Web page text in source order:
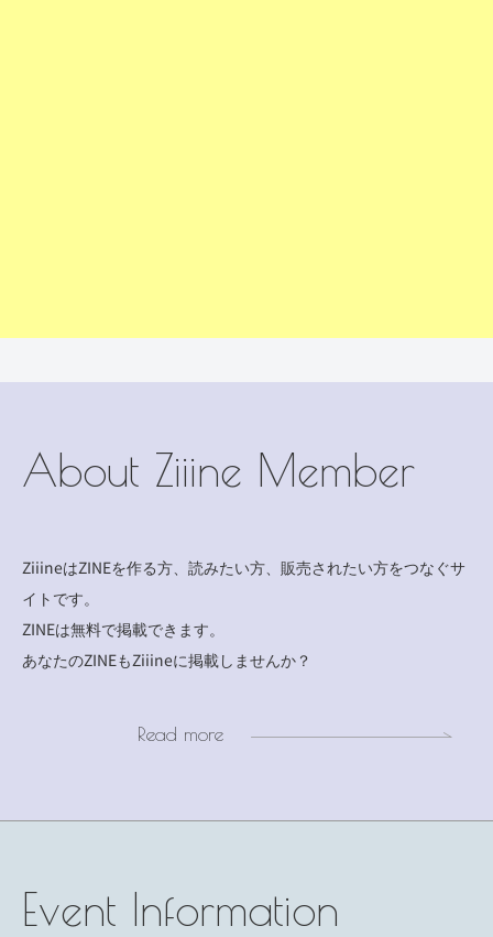
About Ziiine Member
ZiiineはZINEを作る方、読みたい方、販売されたい方をつなぐサ
イトです。
ZINEは無料で掲載できます。
あなたのZINEもZiiineに掲載しませんか？
Read more
Event Information